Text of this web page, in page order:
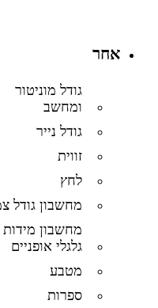
אחר
גודל מוניטור
ומחשב
גודל נייר
זווית
לחץ
מחשבון גודל
מחשבון מידות
גלגלי אופניים
מטבע
ספרות